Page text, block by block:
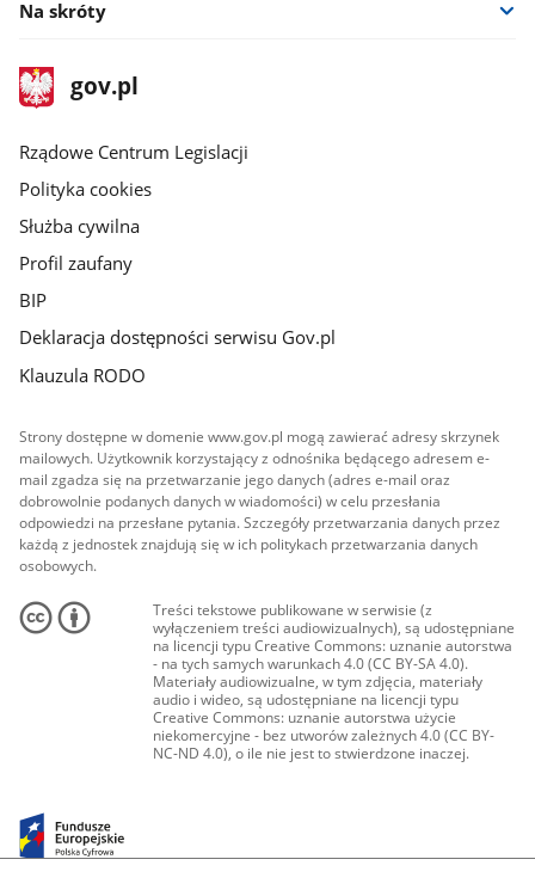
Na skróty
stopka
gov.plStrona
gov.pl
Rządowe Centrum Legislacji
Polityka cookies
Służba cywilna
Profil zaufany
BIP
Deklaracja dostępności serwisu Gov.pl
Klauzula RODO
Strony dostępne w domenie www.gov.pl mogą zawierać adresy skrzynek
mailowych. Użytkownik korzystający z odnośnika będącego adresem e-
mail zgadza się na przetwarzanie jego danych (adres e-mail oraz
dobrowolnie podanych danych w wiadomości) w celu przesłania
odpowiedzi na przesłane pytania. Szczegóły przetwarzania danych przez
każdą z jednostek znajdują się w ich politykach przetwarzania danych
osobowych.
Treści tekstowe publikowane w serwisie (z
wyłączeniem treści audiowizualnych), są udostępniane
na licencji typu Creative Commons: uznanie autorstwa
- na tych samych warunkach 4.0 (CC BY-SA 4.0).
Materiały audiowizualne, w tym zdjęcia, materiały
audio i wideo, są udostępniane na licencji typu
Creative Commons: uznanie autorstwa użycie
niekomercyjne - bez utworów zależnych 4.0 (CC BY-
NC-ND 4.0), o ile nie jest to stwierdzone inaczej.